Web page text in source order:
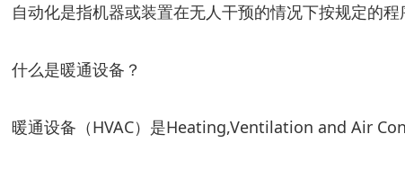
自动化是指机器或装置在无人干预的情况下按规定的
什么是暖通设备？
暖通设备（HVAC）是Heating,Ventilation and Air